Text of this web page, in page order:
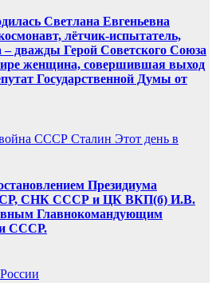
Светлана Евгеньевна
лётчик-испытатель,
дважды Герой Советского Союза
женщина, совершившая выход
Государственной Думы от
СССР Сталин Этот день в
Президиума
СНК СССР и ЦК ВКП(б) И.В.
Главнокомандующим
СССР.